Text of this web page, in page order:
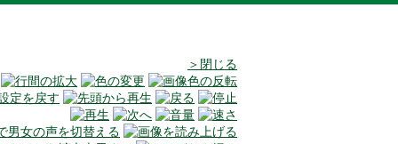
＞閉じる